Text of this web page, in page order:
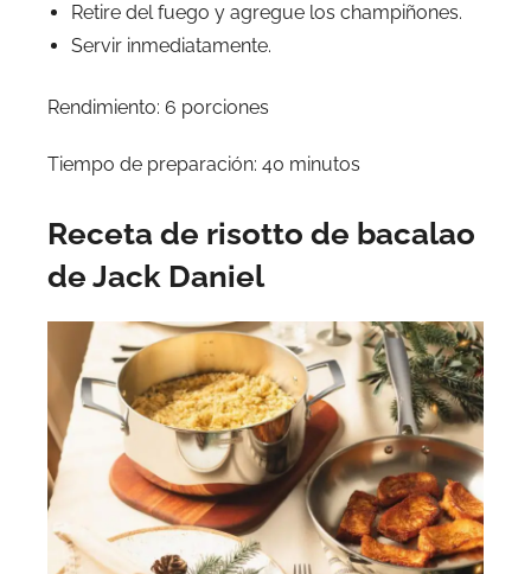
Retire del fuego y agregue los champiñones.
Servir inmediatamente.
Rendimiento: 6 porciones
Tiempo de preparación: 40 minutos
Receta de risotto de bacalao
de Jack Daniel